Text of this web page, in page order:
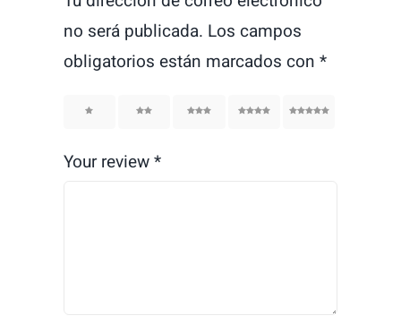
no será publicada. Los campos
obligatorios están marcados con *
2 3 4 5
Your review*